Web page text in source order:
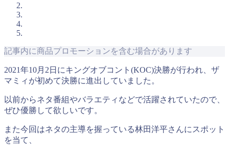
記事内に商品プロモーションを含む場合があります
2021年10月2日にキングオブコント(KOC)決勝が行われ、ザ
マミィが初めて決勝に進出していました。
以前からネタ番組やバラエティなどで活躍されていたので、
ぜひ優勝して欲しいです。
また今回はネタの主導を握っている林田洋平さんにスポット
を当て、